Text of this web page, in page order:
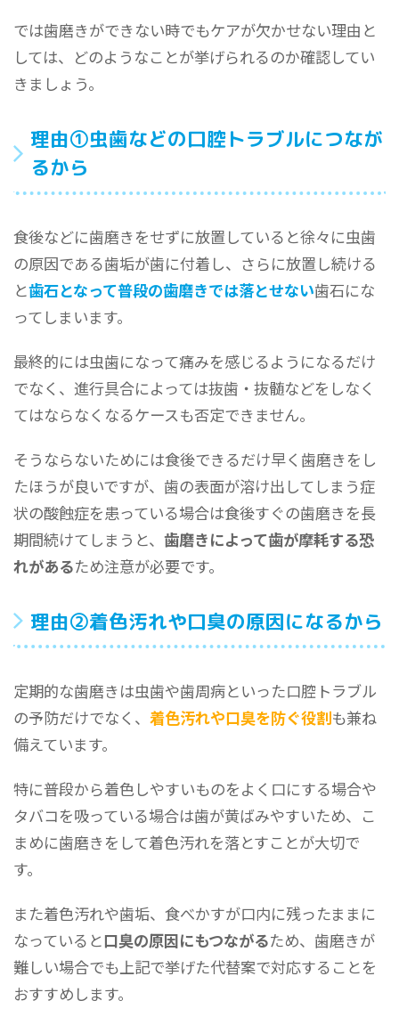
では歯磨きができない時でもケアが欠かせない理由と
しては、どのようなことが挙げられるのか確認してい
きましょう。
理由①虫歯などの口腔トラブルにつなが
るから
食後などに歯磨きをせずに放置していると徐々に虫歯
の原因である歯垢が歯に付着し、さらに放置し続ける
と歯石となって普段の歯磨きでは落とせない歯石にな
ってしまいます。
最終的には虫歯になって痛みを感じるようになるだけ
でなく、進行具合によっては抜歯・抜髄などをしなく
てはならなくなるケースも否定できません。
そうならないためには食後できるだけ早く歯磨きをし
たほうが良いですが、歯の表面が溶け出してしまう症
状の酸蝕症を患っている場合は食後すぐの歯磨きを長
期間続けてしまうと、歯磨きによって歯が摩耗する恐
れがあるため注意が必要です。
理由②着色汚れや口臭の原因になるから
定期的な歯磨きは虫歯や歯周病といった口腔トラブル
の予防だけでなく、着色汚れや口臭を防ぐ役割も兼ね
備えています。
特に普段から着色しやすいものをよく口にする場合や
タバコを吸っている場合は歯が黄ばみやすいため、こ
まめに歯磨きをして着色汚れを落とすことが大切で
す。
また着色汚れや歯垢、食べかすが口内に残ったままに
なっていると口臭の原因にもつながるため、歯磨きが
難しい場合でも上記で挙げた代替案で対応することを
おすすめします。